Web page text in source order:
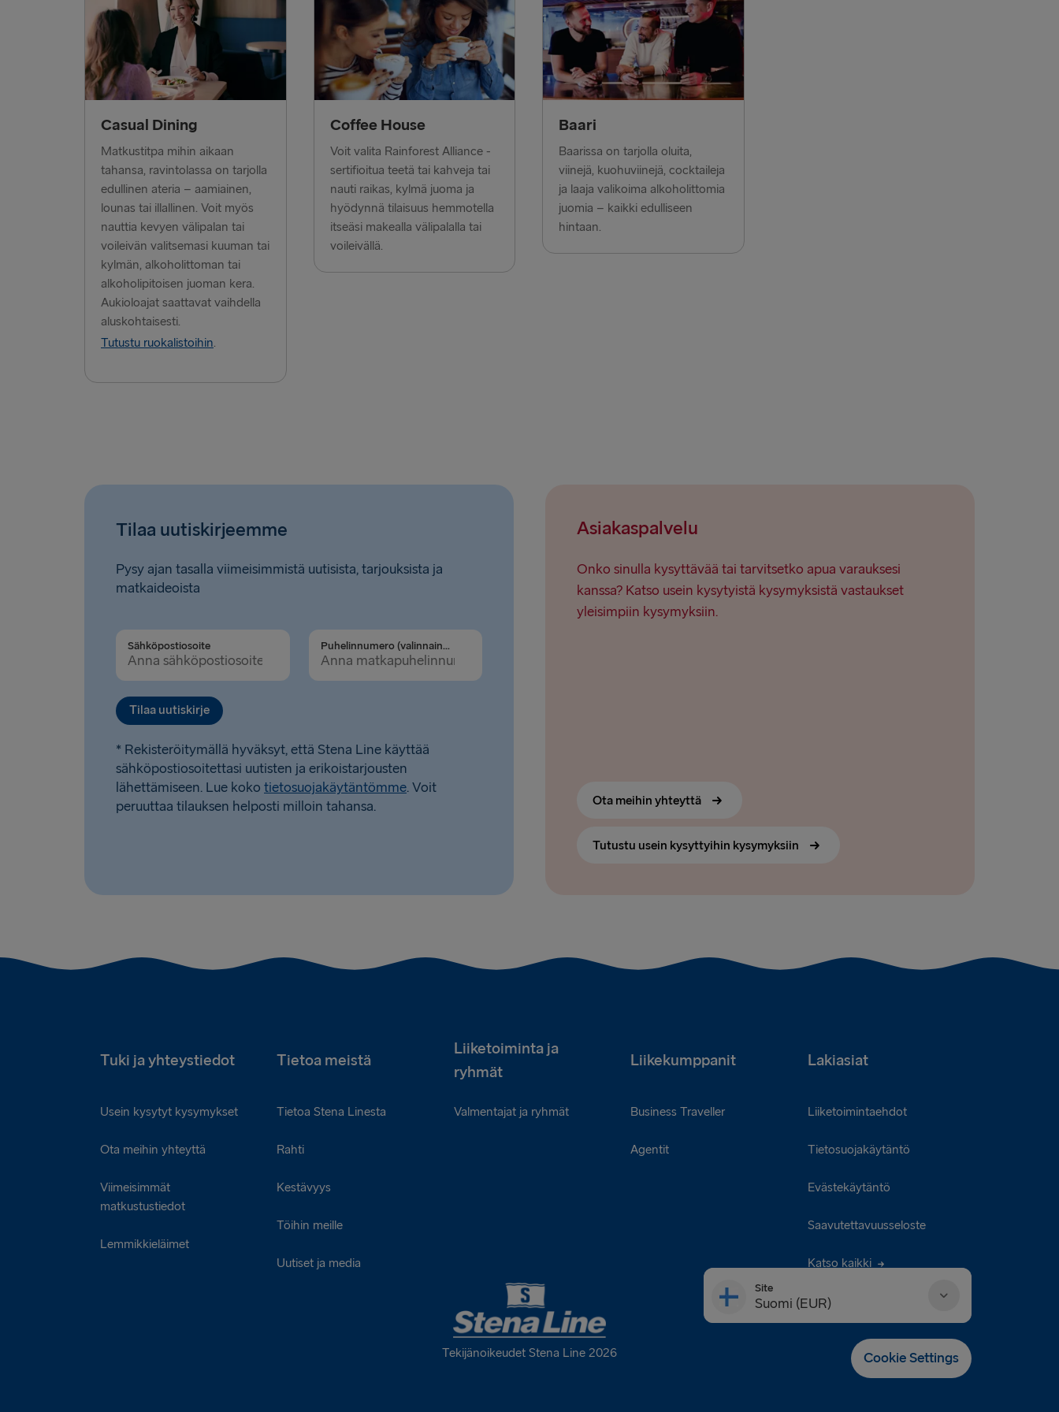
Halmstad → Grenaa
Karlskrona → Gdynia
Dublin → Holyhead
Belfast → Liverpool
Hook of Holland → Harwich
Rosslare → Fishguard
Casual Dining
Matkustitpa mihin aikaan
tahansa, ravintolassa on tarjolla
edullinen ateria – aamiainen,
lounas tai illallinen. Voit myös
nauttia kevyen välipalan tai
voileivän valitsemasi kuuman tai
kylmän, alkoholittoman tai
alkoholipitoisen juoman kera.
Aukioloajat saattavat vaihdella
aluskohtaisesti.
Tutustu ruokalistoihin.
Coffee House
Voit valita Rainforest Alliance -
sertifioitua teetä tai kahveja tai
nauti raikas, kylmä juoma ja
hyödynnä tilaisuus hemmotella
itseäsi makealla välipalalla tai
voileivällä.
Baari
Baarissa on tarjolla oluita,
viinejä, kuohuviinejä, cocktaileja
ja laaja valikoima alkoholittomia
juomia – kaikki edulliseen
hintaan.
Tilaa uutiskirjeemme
Pysy ajan tasalla viimeisimmistä uutisista, tarjouksista ja
matkaideoista
Sähköpostiosoite Puhelinnumero (valinnainen)
Tilaa uutiskirje
* Rekisteröitymällä hyväksyt, että Stena Line käyttää
sähköpostiosoitettasi uutisten ja erikoistarjousten
lähettämiseen. Lue koko tietosuojakäytäntömme. Voit
peruuttaa tilauksen helposti milloin tahansa.
Asiakaspalvelu
Onko sinulla kysyttävää tai tarvitsetko apua varauksesi
kanssa? Katso usein kysytyistä kysymyksistä vastaukset
yleisimpiin kysymyksiin.
Ota meihin yhteyttä
Tutustu usein kysyttyihin kysymyksiin
Tuki ja yhteystiedot Tietoa meistä
Liiketoiminta ja
ryhmät
Liikekumppanit Lakiasiat
Usein kysytyt kysymykset
Ota meihin yhteyttä
Viimeisimmät
matkustustiedot
Lemmikkieläimet
Tietoa Stena Linesta
Rahti
Kestävyys
Töihin meille
Uutiset ja media
Valmentajat ja ryhmät Business Traveller
Agentit
Liiketoimintaehdot
Tietosuojakäytäntö
Evästekäytäntö
Saavutettavuusseloste
Katso kaikki
Tekijänoikeudet Stena Line 2026
Site
Suomi (EUR)
Cookie Settings